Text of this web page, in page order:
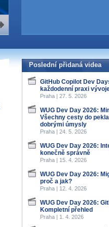
Poslední přidaná videa
GitHub Copilot Dev
každodenní praxi
Praha | 27. 5. 2026
WUG Dev Day 2026:
Všechny cesty do
dobrými úmysly
Praha | 24. 5. 2026
WUG Dev Day 2026:
konečně správně
Praha | 15. 4. 2026
WUG Dev Day 2026:
proč a jak?
Praha | 12. 4. 2026
WUG Dev Day 2026:
Kompletní přehled
Praha | 1. 4. 2026